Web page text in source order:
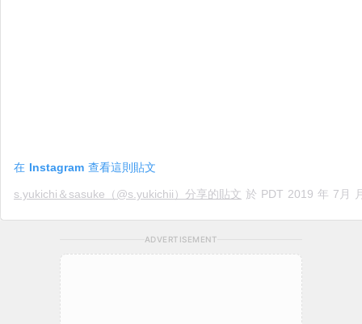
在 Instagram 查看這則貼文
s.yukichi＆sasuke（@s.yukichii）分享的貼文 於 PDT 2019 年 7月 月 12
ADVERTISEMENT